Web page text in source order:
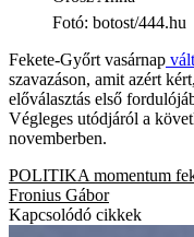
Fotó: botost/444.hu
Fekete-Győrt vasárnap
szavazáson, amit azért
előválasztás első
Végleges utódjáról a
novemberben.
POLITIKA momentum
Fronius Gábor
Kapcsolódó cikkek